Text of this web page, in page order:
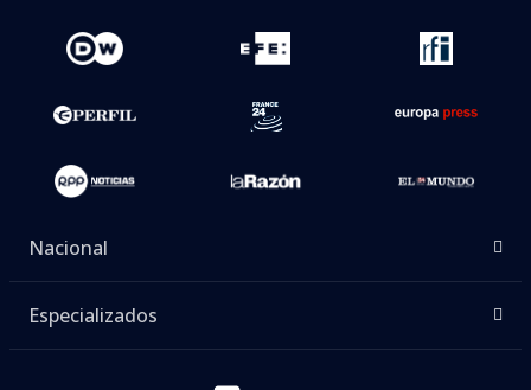
Nacional
Especializados